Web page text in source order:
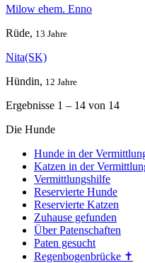
Milow ehem. Enno
Rüde, 13 Jahre
Nita(SK)
Hündin, 12 Jahre
Ergebnisse 1 – 14 von 14
Die Hunde
Hunde in der
Katzen in der
Vermittlungshilfe
Reservierte Hunde
Reservierte Katzen
Zuhause gefunden
Über Patenschaften
Paten gesucht
Regenbogenbrücke ✝